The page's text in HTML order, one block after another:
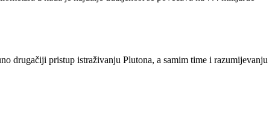
drugačiji pristup istraživanju Plutona, a samim time i razumijevanju